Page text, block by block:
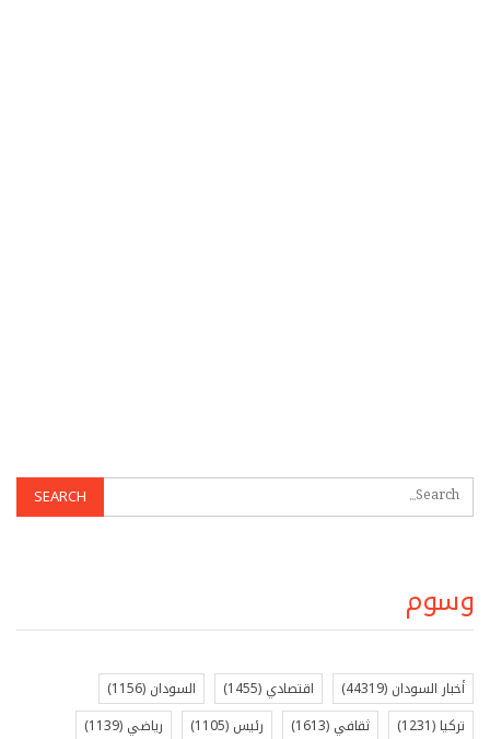
وسوم
أخبار السودان (44319) اقتصادي (1455) السودان (1156)
تركيا (1231) ثقافي (1613) رئيس (1105) رياضي (1139)